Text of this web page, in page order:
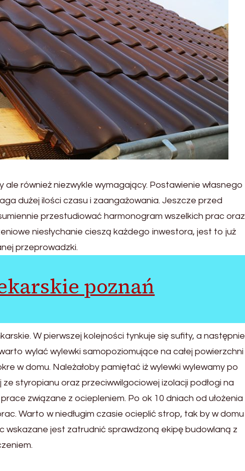
również niezwykle wymagający. Postawienie własnego
dużej ilości czasu i zaangażowania. Jeszcze przed
przestudiować harmonogram wszelkich prac oraz
niesłychanie cieszą każdego inwestora, jest to już
przeprowadzki.
poznań
W pierwszej kolejności tynkuje się sufity, a następnie
wylać wylewki samopoziomujące na całej powierzchni
w domu. Należałoby pamiętać iż wylewki wylewamy po
styropianu oraz przeciwwilgociowej izolacji podłogi na
związane z ociepleniem. Po ok 10 dniach od ułożenia
Warto w niedługim czasie ocieplić strop, tak by w domu
wskazane jest zatrudnić sprawdzoną ekipę budowlaną z